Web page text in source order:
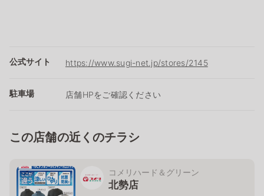
公式サイト https://www.sugi-net.jp/stores/2145
駐車場 店舗HPをご確認ください
この店舗の近くのチラシ
コメリハード＆グリーン
北勢店